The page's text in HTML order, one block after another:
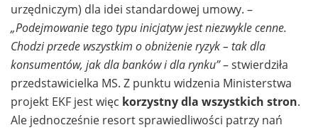
urzędniczym) dla idei standardowej umowy. –
„Podejmowanie tego typu inicjatyw jest niezwykle cenne.
Chodzi przede wszystkim o obniżenie ryzyk – tak dla
konsumentów, jak dla banków i dla rynku”– stwierdziła
przedstawicielka MS. Z punktu widzenia Ministerstwa
projekt EKF jest więc korzystny dla wszystkich stron.
Ale jednocześnie resort sprawiedliwości patrzy nań